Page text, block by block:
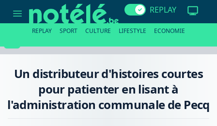
distributeur
d'histoires
en
l'administration
REPLAY
REPLAY SPORT CULTURE LIFESTYLE ECONOMIE
Un distributeur d'histoires courtes
pour patienter en lisant à
l'administration communale de Pecq